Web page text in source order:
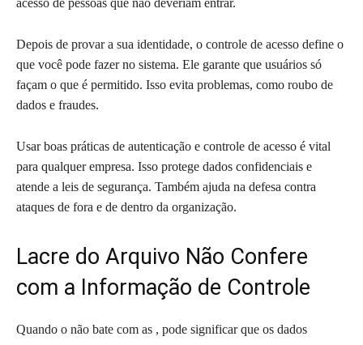
Depois de provar a sua identidade, o controle de acesso define o
que você pode fazer no sistema. Ele garante que usuários só
façam o que é permitido. Isso evita problemas, como roubo de
dados e fraudes.
Usar boas práticas de autenticação e controle de acesso é vital
para qualquer empresa. Isso protege dados confidenciais e
atende a leis de segurança. Também ajuda na defesa contra
ataques de fora e de dentro da organização.
Lacre do Arquivo Não Confere
com a Informação de Controle
Quando o não bate com as , pode significar que os dados